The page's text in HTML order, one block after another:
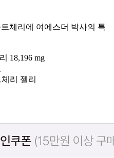
체리에 여에스더 박사의 특
18,196 mg
리 젤리